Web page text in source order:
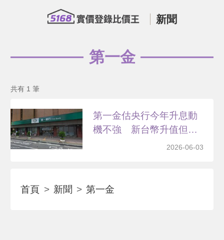
新聞
第一金
共有 1 筆
第一金估央行今年升息動
機不強 新台幣升值但不
2026-06-03
首頁 新聞 第一金